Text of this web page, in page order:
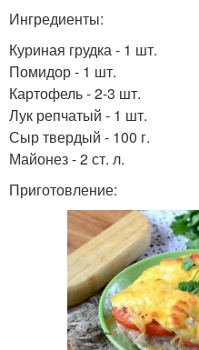
Ингредиенты:
Куриная грудка - 1 шт.
Помидор - 1 шт.
Картофель - 2-3 шт.
Лук репчатый - 1 шт.
Сыр твердый - 100 г.
Майонез - 2 ст. л.
Приготовление: